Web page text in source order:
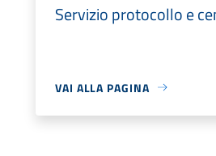
Servizio protocollo e
VAI ALLA PAGINA